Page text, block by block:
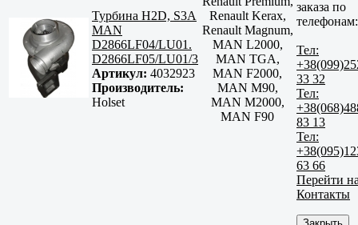
Турбина H2D, S3A
MAN
D2866LF04/LU01.
D2866LF05/LU01/3
Артикул: 4032923
Производитель:
Holset
Renault Kerax,
Renault Magnum,
MAN L2000,
MAN TGA,
MAN F2000,
MAN M90,
MAN M2000,
MAN F90
заказа по
телефонам:
Тел:
33 32
Тел:
83 13
Тел:
63 66
Перейти
Контакты